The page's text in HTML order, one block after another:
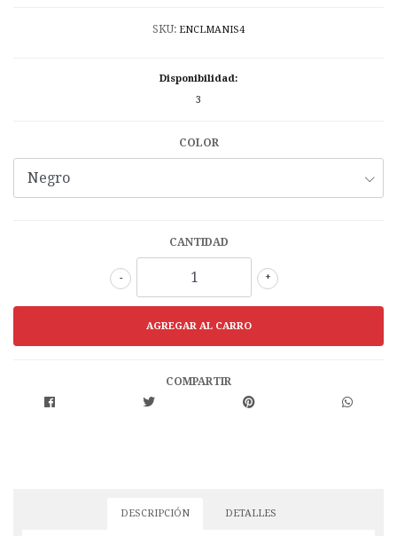
SKU: ENCLMANIS4
Disponibilidad:
3
COLOR
CANTIDAD
+
-
COMPARTIR
DESCRIPCIÓN DETALLES